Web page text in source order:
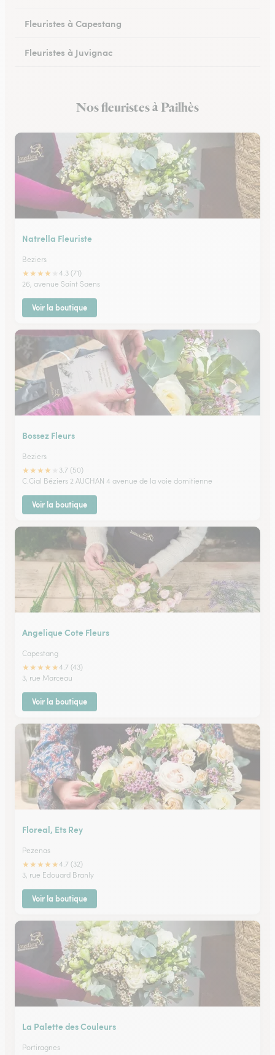
Fleuristes à Capestang
Fleuristes à Juvignac
Fleuristes à PignanNos fleuristes à Pailhès
Natrella Fleuriste
Beziers
★★★★
4.3 (71)
26, avenue Saint Saens
Voir la boutique
Bossez Fleurs
Beziers
★★★★
3.7 (50)
C.Cial Béziers 2 AUCHAN 4 avenue de la voie domitienne
Voir la boutique
Angelique Cote Fleurs
Capestang
★★★★★4.7 (43)
3, rue Marceau
Voir la boutique
Floreal, Ets Rey
Pezenas
★★★★★4.7 (32)
3, rue Edouard Branly
Voir la boutique
La Palette des Couleurs
Portiragnes